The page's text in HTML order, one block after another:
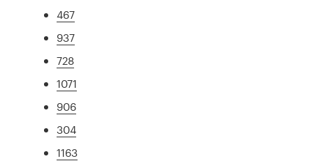
467
937
728
1071
906
304
1163